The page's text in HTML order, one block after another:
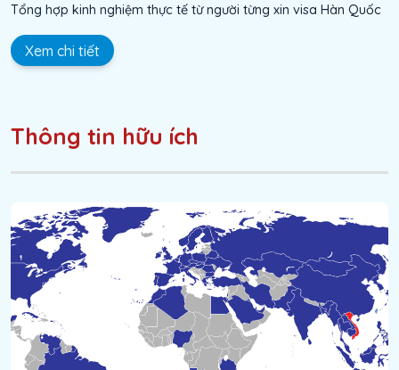
Tổng hợp kinh nghiệm thực tế từ người từng xin visa Hàn Quốc
Xem chi tiết
Thông tin hữu ích